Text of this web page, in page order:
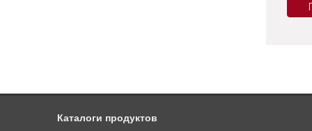
Каталоги продуктов